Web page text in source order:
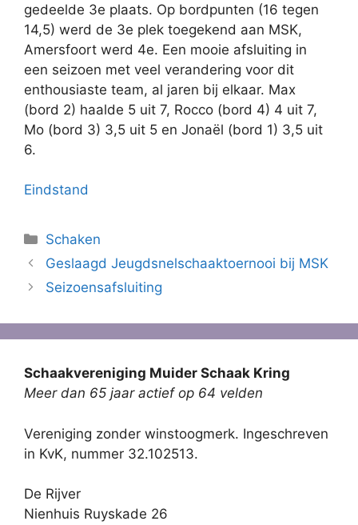
gedeelde 3e plaats. Op bordpunten (16 tegen
14,5) werd de 3e plek toegekend aan MSK,
Amersfoort werd 4e. Een mooie afsluiting in
een seizoen met veel verandering voor dit
enthousiaste team, al jaren bij elkaar. Max
(bord 2) haalde 5 uit 7, Rocco (bord 4) 4 uit 7,
Mo (bord 3) 3,5 uit 5 en Jonaël (bord 1) 3,5 uit
6.
Eindstand
Categorieën
Schaken
Geslaagd Jeugdsnelschaaktoernooi bij MSK
Seizoensafsluiting
Schaakvereniging Muider Schaak Kring
Meer dan 65 jaar actief op 64 velden
Vereniging zonder winstoogmerk. Ingeschreven
in KvK, nummer 32.102513.
De Rijver
Nienhuis Ruyskade 26